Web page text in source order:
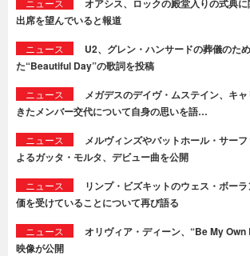
オアシス、ロックの殿堂入りの式典
出席を望んでいると報道
ニュース
U2、グレン・ハンサードの葬儀のた
た“Beautiful Day”の歌詞を投稿
ニュース
メガデスのデイヴ・ムステイン、キ
きたメンバー交代について自身の思いを語…
ニュース
メルヴィンズやバットホール・サー
よるガッタ・モルタ、デビュー曲を公開
ニュース
リンプ・ビズキットのウェス・ボー
価を受けていることについて再び語る
ニュース
オリヴィア・ディーン、“Be My
映像が公開